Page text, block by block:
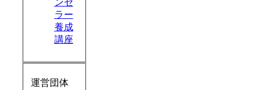
ンセ
ラー
養成
講座
運営団体